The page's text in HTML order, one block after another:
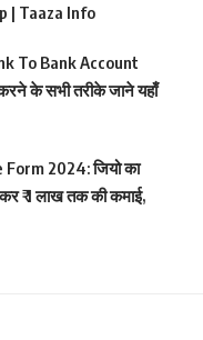
| Taaza Info
To Bank Account
के सभी तरीके जाने यहाँ
2024: जियो का
₹ 1 लाख तक की कमाई,